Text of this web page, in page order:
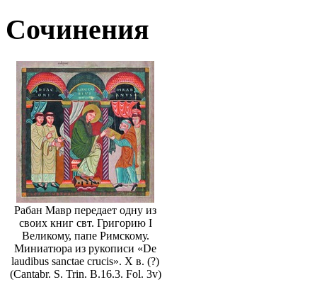
Сочинения
Рабан Мавр передает одну из
своих книг свт. Григорию I
Великому, папе Римскому.
Миниатюра из рукописи «De
laudibus sanctae crucis». X в. (?)
(Cantabr. S. Trin. B.16.3. Fol. 3v)